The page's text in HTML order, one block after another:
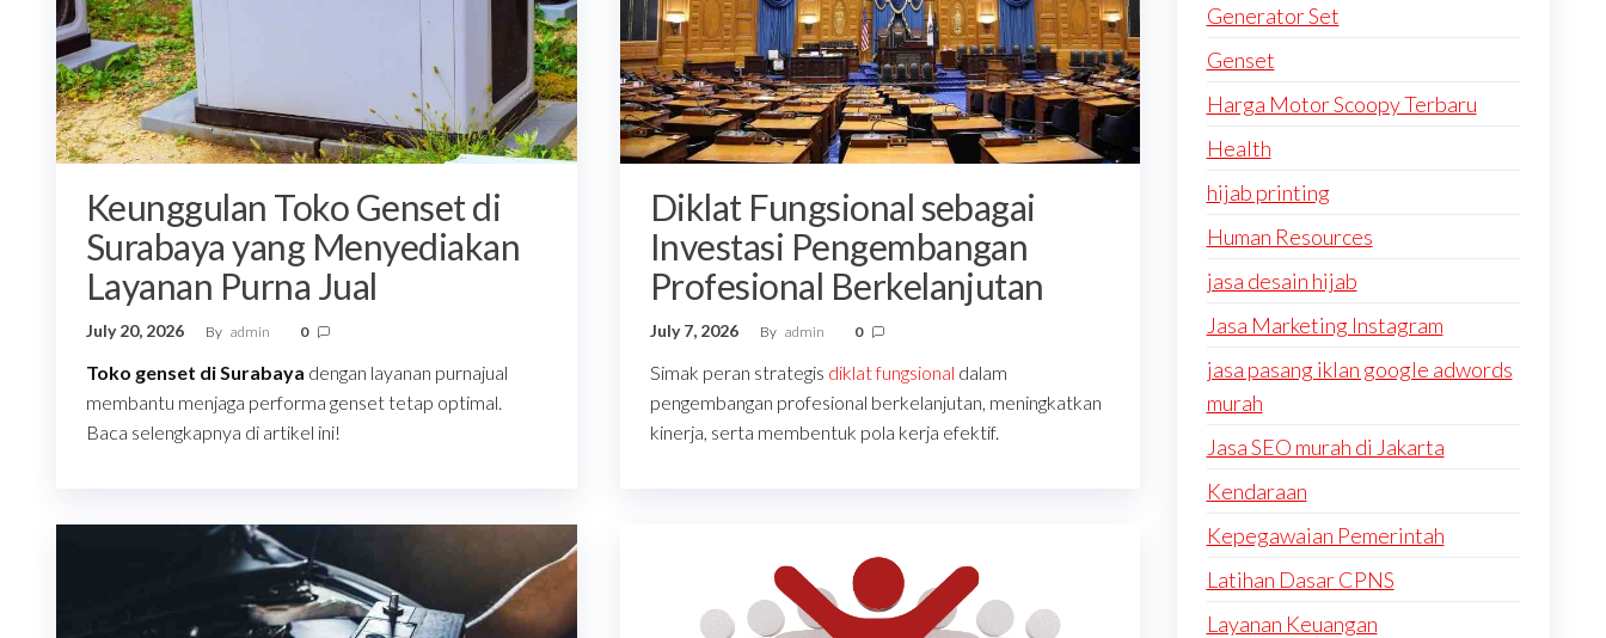
Keunggulan Toko Genset di
Surabaya yang Menyediakan
Layanan Purna Jual
July 20, 2026 By admin 0
Toko genset di Surabaya dengan layanan purnajual
membantu menjaga performa genset tetap optimal.
Baca selengkapnya di artikel ini!
Diklat Fungsional sebagai
Investasi Pengembangan
Profesional Berkelanjutan
July 7, 2026 By admin 0
Simak peran strategis diklat fungsional dalam
pengembangan profesional berkelanjutan, meningkatkan
kinerja, serta membentuk pola kerja efektif.
Generator Set
Genset
Harga Motor Scoopy Terbaru
Health
hijab printing
Human Resources
jasa desain hijab
Jasa Marketing Instagram
jasa pasang iklan google adwords
murah
Jasa SEO murah di Jakarta
Kendaraan
Kepegawaian Pemerintah
Latihan Dasar CPNS
Layanan Keuangan